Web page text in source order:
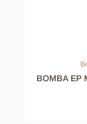
BOMBA EP